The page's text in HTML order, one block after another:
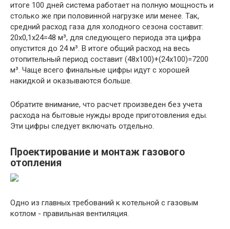
итоге 100 дней система работает на полную мощность и
столько же при половинной нагрузке или менее. Так,
средний расход газа для холодного сезона составит:
20х0,1х24=48 м³, для следующего периода эта цифра
опустится до 24 м³. В итоге общий расход на весь
отопительный период составит (48х100)+(24х100)=7200
м³. Чаще всего финальные цифры идут с хорошей
накидкой и оказываются больше.
Обратите внимание, что расчет произведен без учета
расхода на бытовые нужды вроде приготовления еды.
Эти цифры следует включать отдельно.
Проектирование и монтаж газового
отопления
Одно из главных требований к котельной с газовым
котлом - правильная вентиляция.